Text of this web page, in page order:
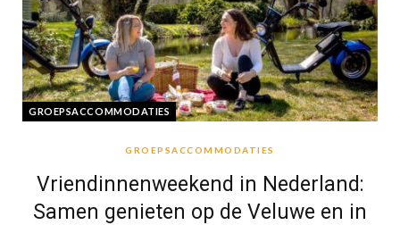
GROEPSACCOMMODATIES
GROEPSACCOMMODATIES
Vriendinnenweekend in Nederland:
Samen genieten op de Veluwe en in